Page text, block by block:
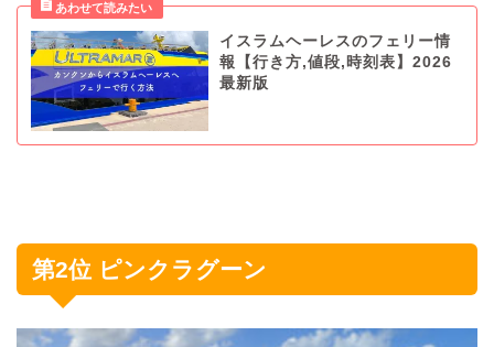
イスラムヘーレスのフェリー情
報【行き方,値段,時刻表】2026
最新版
第2位 ピンクラグーン